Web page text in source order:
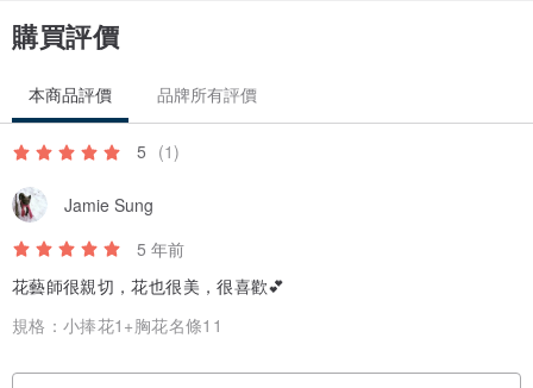
購買評價
本商品評價 品牌所有評價
5 (1)
Jamie Sung
5 年前
花藝師很親切，花也很美，很喜歡💕
規格：小捧花1+胸花名條11